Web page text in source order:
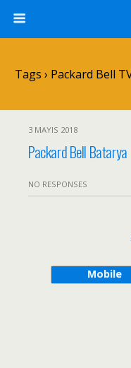
Tags › Packard Bell
3 MAYIS 2018
Packard Bell Batarya
NO RESPONSES
Mobile